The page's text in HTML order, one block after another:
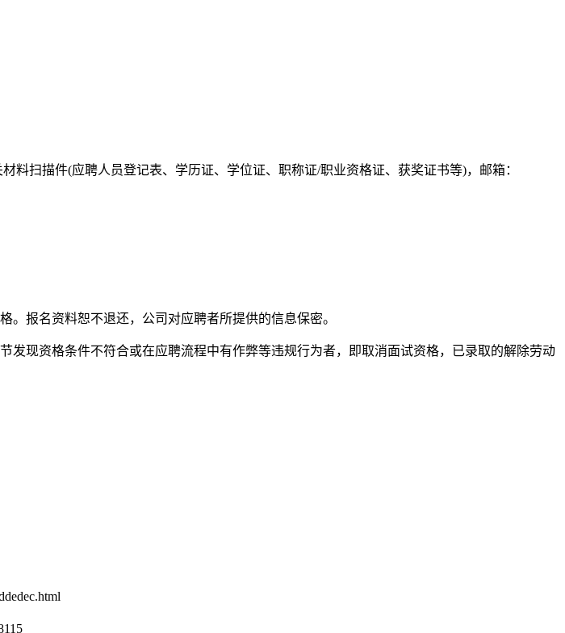
扫描件(应聘人员登记表、学历证、学位证、职称证/职业资格证、获奖证书等)，邮箱：
报名资料恕不退还，公司对应聘者所提供的信息保密。
现资格条件不符合或在应聘流程中有作弊等违规行为者，即取消面试资格，已录取的解除劳动